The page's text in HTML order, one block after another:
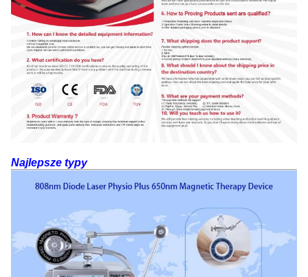
Najlepsze typy